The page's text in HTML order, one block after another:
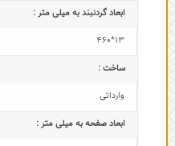
ابعاد گردنبند به میلی متر :
13*460
ساخت :
وارداتی
ابعاد صفحه به میلی متر :